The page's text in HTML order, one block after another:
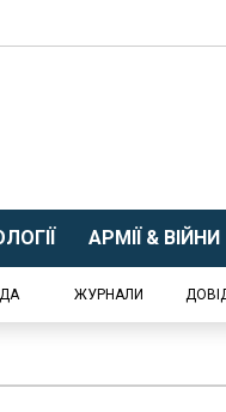
АРМІЇ & ВІЙНИ
ЖУРНАЛИ